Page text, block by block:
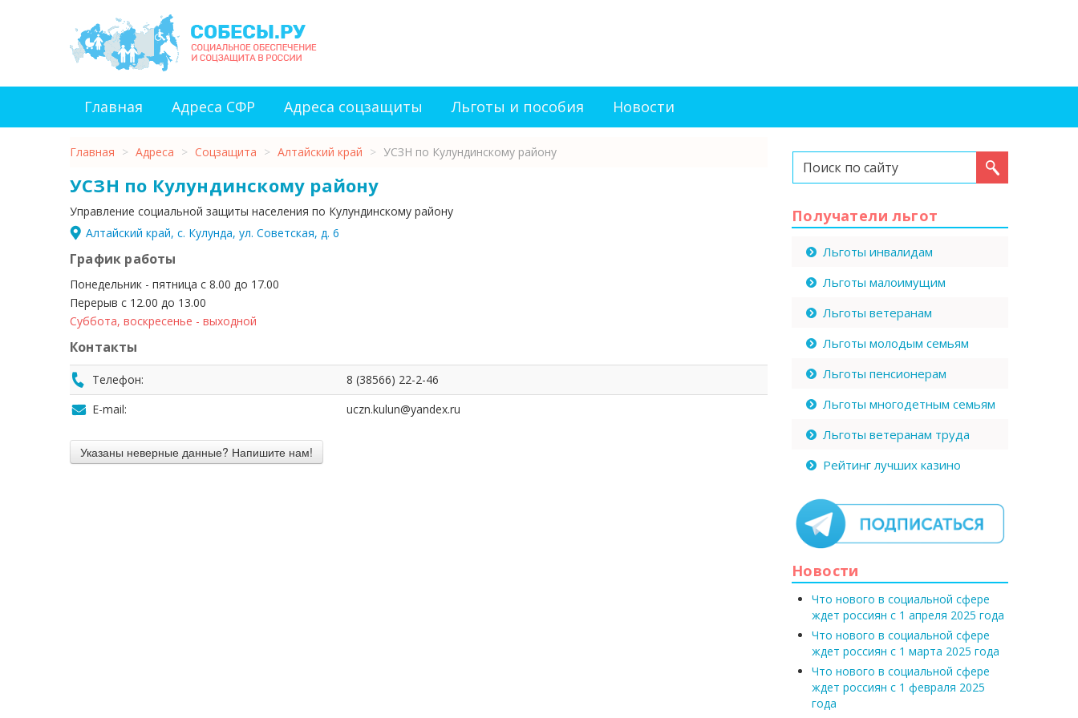
Главная Адреса СФР Адреса соцзащиты Льготы и пособия Новости
Главная > Адреса > Соцзащита > Алтайский край > УСЗН по Кулундинскому району
УСЗН по Кулундинскому району
Управление социальной защиты населения по Кулундинскому району
Алтайский край, с. Кулунда, ул. Советская, д. 6
График работы
Понедельник - пятница с 8.00 до 17.00
Перерыв с 12.00 до 13.00
Суббота, воскресенье - выходной
Контакты
Телефон:
8 (38566) 22-2-46
E-mail:
uczn.kulun@yandex.ru
Искать...
Получатели льгот
Льготы инвалидам
Льготы малоимущим
Льготы ветеранам
Льготы молодым семьям
Льготы пенсионерам
Льготы многодетным семьям
Льготы ветеранам труда
Рейтинг лучших казино
Новости
Что нового в социальной сфере
ждет россиян с 1 апреля 2025 года
Что нового в социальной сфере
ждет россиян с 1 марта 2025 года
Что нового в социальной сфере
ждет россиян с 1 февраля 2025
года